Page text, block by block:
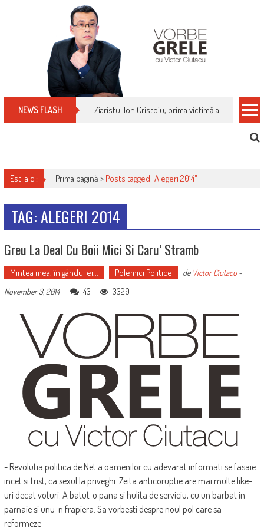
NEWS FLASH Ziaristul Ion Cristoiu, prima victimă a noi
Esti aici: Prima pagină > Posts tagged "Alegeri 2014"
TAG: ALEGERI 2014
Greu La Deal Cu Boii Mici Si Caru’ Stramb
Mintea mea, în gândul ei... Polemici Politice de Victor Ciutacu-
November 3, 2014
43 3329
- Revolutia politica de Net a oamenilor cu adevarat informati se fasaie
incet si trist, ca sexul la priveghi. Zeita anticoruptie are mai multe like-
uri decat voturi. A batut-o pana si hulita de serviciu, cu un barbat in
parnaie si unu-n frapiera. Sa vorbesti despre noul pol care sa
reformeze